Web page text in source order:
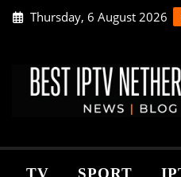
Skip Thursday, 6 August 2026
TV SPORT